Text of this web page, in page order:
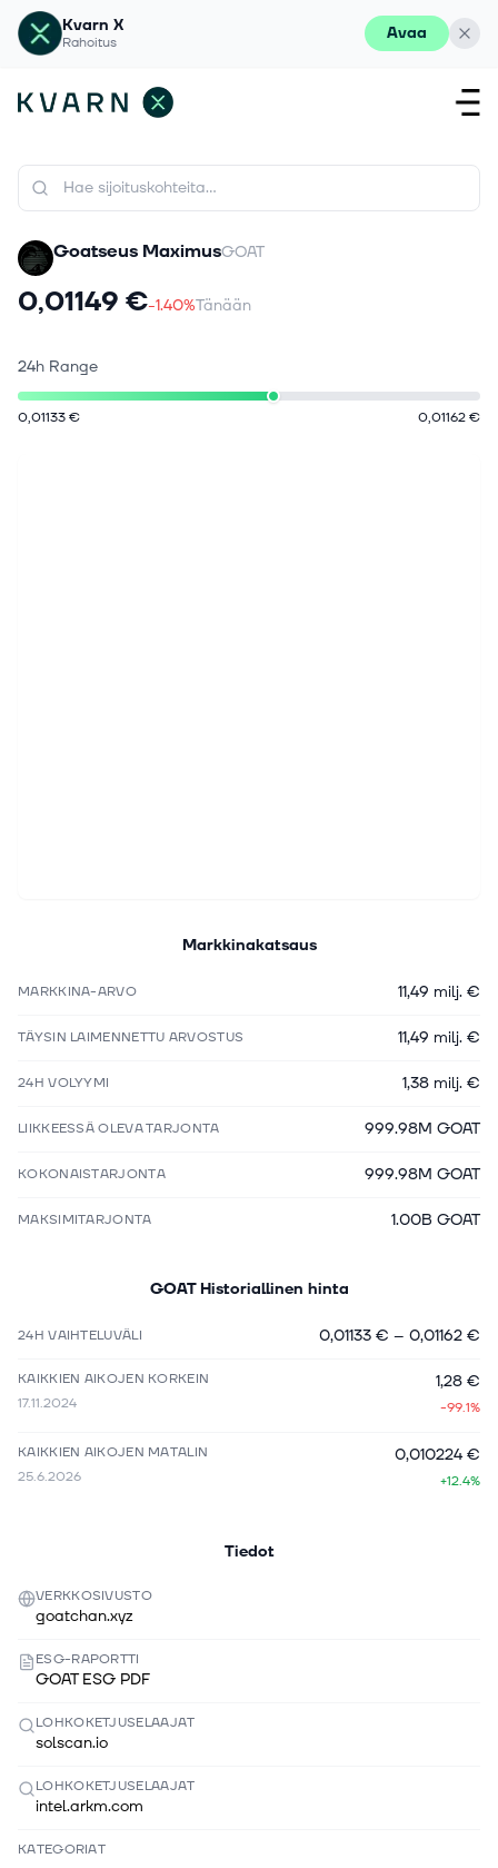
Kvarn X
Rahoitus Avaa
Goatseus MaximusGOAT
0,01149 €-1.40%Tänään
24h Range
0,01133 € 0,01162 €
Markkinakatsaus
MARKKINA-ARVO 11,49 milj. €
TÄYSIN LAIMENNETTU ARVOSTUS 11,49 milj. €
24H VOLYYMI 1,38 milj. €
LIIKKEESSÄ OLEVA TARJONTA 999.98M GOAT
KOKONAISTARJONTA 999.98M GOAT
MAKSIMITARJONTA 1.00B GOAT
GOAT Historiallinen hinta
24H VAIHTELUVÄLI 0,01133 € – 0,01162 €
KAIKKIEN AIKOJEN KORKEIN
17.11.2024
1,28 €
-99.1%
KAIKKIEN AIKOJEN MATALIN
25.6.2026
0,010224 €
+12.4%
Tiedot
VERKKOSIVUSTO
goatchan.xyz
ESG-RAPORTTI
GOAT ESG PDF
LOHKOKETJUSELAAJAT
solscan.io
LOHKOKETJUSELAAJAT
intel.arkm.com
KATEGORIAT